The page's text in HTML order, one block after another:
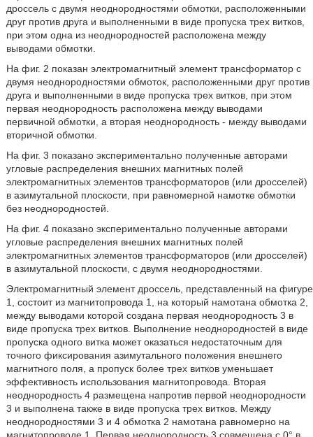
дроссель с двумя неоднородностями обмотки, расположенными
друг против друга и выполненными в виде пропуска трех витков,
при этом одна из неоднородностей расположена между
выводами обмотки.
На фиг. 2 показан электромагнитный элемент трансформатор с
двумя неоднородностями обмоток, расположенными друг против
друга и выполненными в виде пропуска трех витков, при этом
первая неоднородность расположена между выводами
первичной обмотки, а вторая неоднородность - между выводами
вторичной обмотки.
На фиг. 3 показано экспериментально полученные авторами
угловые распределения внешних магнитных полей
электромагнитных элементов трансформаторов (или дросселей)
в азимутальной плоскости, при равномерной намотке обмотки
без неоднородностей.
На фиг. 4 показано экспериментально полученные авторами
угловые распределения внешних магнитных полей
электромагнитных элементов трансформаторов (или дросселей)
в азимутальной плоскости, с двумя неоднородностями.
Электромагнитный элемент дроссель, представленный на фигуре
1, состоит из магнитопровода 1, на который намотана обмотка 2,
между выводами которой создана первая неоднородность 3 в
виде пропуска трех витков. Выполнение неоднородностей в виде
пропуска одного витка может оказаться недостаточным для
точного фиксирования азимутального положения внешнего
магнитного поля, а пропуск более трех витков уменьшает
эффективность использования магнитопровода. Вторая
неоднородность 4 размещена напротив первой неоднородности
3 и выполнена также в виде пропуска трех витков. Между
неоднородностями 3 и 4 обмотка 2 намотана равномерно на